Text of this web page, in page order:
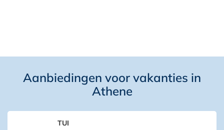
Aanbiedingen voor vakanties in
Athene
TUI